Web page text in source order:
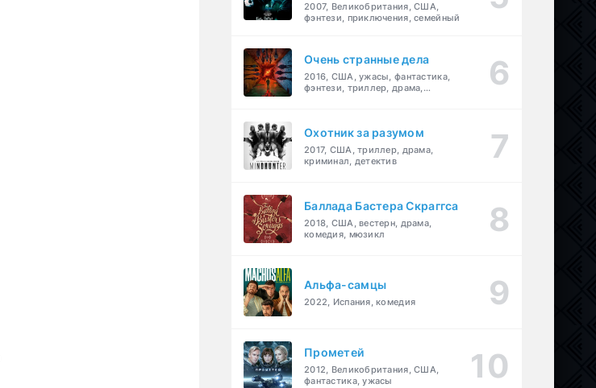
2007, Великобритания, США,
фэнтези, приключения, семейный
Очень странные дела
2016, США, ужасы, фантастика,
фэнтези, триллер, драма,
Охотник за разумом
2017, США, триллер, драма,
криминал, детектив
Баллада Бастера Скраггса
2018, США, вестерн, драма,
комедия, мюзикл
Альфа-самцы
2022, Испания, комедия
Прометей
2012, Великобритания, США,
фантастика, ужасы